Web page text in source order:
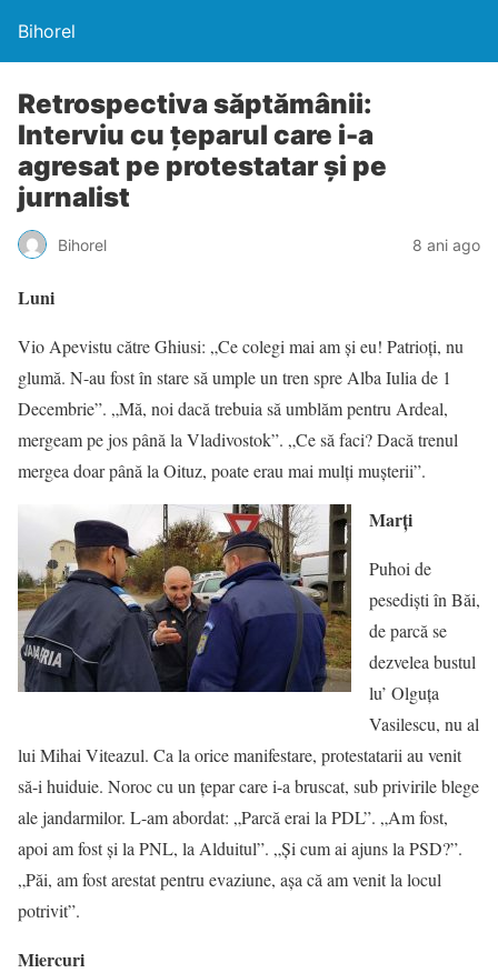
Bihorel
Retrospectiva săptămânii:
Interviu cu țeparul care i-a
agresat pe protestatar şi pe
jurnalist
Bihorel 8 ani ago
Luni
Vio Apevistu către Ghiusi: „Ce colegi mai am și eu! Patrioți, nu
glumă. N-au fost în stare să umple un tren spre Alba Iulia de 1
Decembrie”. „Mă, noi dacă trebuia să umblăm pentru Ardeal,
mergeam pe jos până la Vladivostok”. „Ce să faci? Dacă trenul
mergea doar până la Oituz, poate erau mai mulți mușterii”.
Marți
Puhoi de
pesediști în Băi,
de parcă se
dezvelea bustul
lu’ Olguța
Vasilescu, nu al
lui Mihai Viteazul. Ca la orice manifestare, protestatarii au venit
să-i huiduie. Noroc cu un ţepar care i-a bruscat, sub privirile blege
ale jandarmilor. L-am abordat: „Parcă erai la PDL”. „Am fost,
apoi am fost și la PNL, la Alduitul”. „Și cum ai ajuns la PSD?”.
„Păi, am fost arestat pentru evaziune, așa că am venit la locul
potrivit”.
Miercuri